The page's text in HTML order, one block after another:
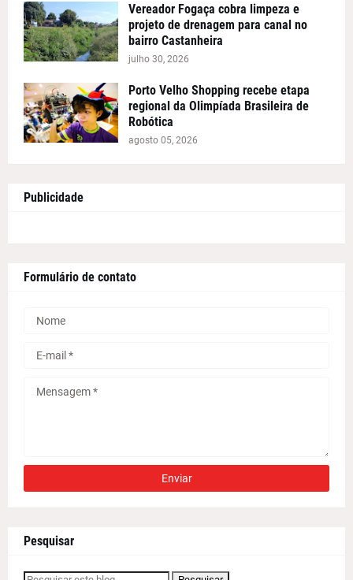
Vereador Fogaça cobra limpeza e
projeto de drenagem para canal no
bairro Castanheira
julho 30, 2026
Porto Velho Shopping recebe etapa
regional da Olimpíada Brasileira de
Robótica
agosto 05, 2026
Publicidade
Formulário de contato
Pesquisar